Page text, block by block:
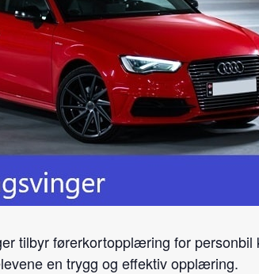
tilbyr førerkortopplæring for
en trygg og effektiv opplæring.